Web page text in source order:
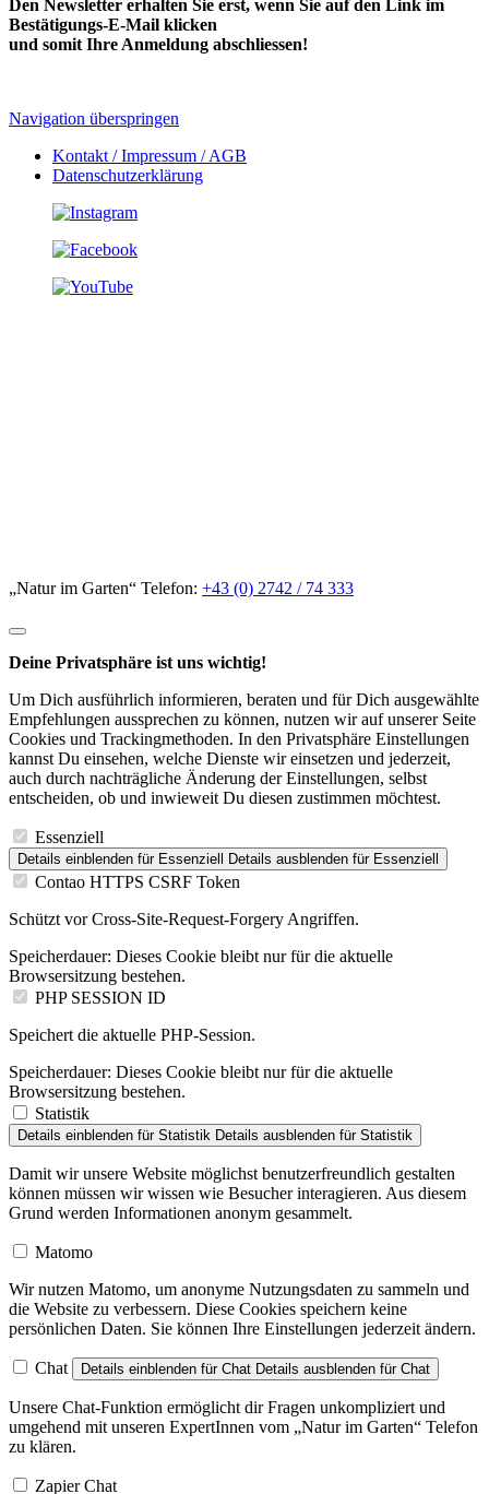
Den Newsletter erhalten Sie erst, wenn Sie auf den Link im
Bestätigungs-E-Mail klicken
und somit Ihre Anmeldung abschliessen!
Navigation überspringen
Kontakt / Impressum / AGB
Datenschutzerklärung
„Natur im Garten“ Telefon: +43 (0) 2742 / 74 333
Deine Privatsphäre ist uns wichtig!
Um Dich ausführlich informieren, beraten und für Dich ausgewählte
Empfehlungen aussprechen zu können, nutzen wir auf unserer Seite
Cookies und Trackingmethoden. In den Privatsphäre Einstellungen
kannst Du einsehen, welche Dienste wir einsetzen und jederzeit,
auch durch nachträgliche Änderung der Einstellungen, selbst
entscheiden, ob und inwieweit Du diesen zustimmen möchtest.
Essenziell
Details einblenden für Essenziell Details ausblenden für Essenziell
Contao HTTPS CSRF Token
Schützt vor Cross-Site-Request-Forgery Angriffen.
Speicherdauer: Dieses Cookie bleibt nur für die aktuelle
Browsersitzung bestehen.
PHP SESSION ID
Speichert die aktuelle PHP-Session.
Speicherdauer: Dieses Cookie bleibt nur für die aktuelle
Browsersitzung bestehen.
Statistik
Details einblenden für Statistik Details ausblenden für Statistik
Damit wir unsere Website möglichst benutzerfreundlich gestalten
können müssen wir wissen wie Besucher interagieren. Aus diesem
Grund werden Informationen anonym gesammelt.
Matomo
Wir nutzen Matomo, um anonyme Nutzungsdaten zu sammeln und
die Website zu verbessern. Diese Cookies speichern keine
persönlichen Daten. Sie können Ihre Einstellungen jederzeit ändern.
Chat Details einblenden für Chat Details ausblenden für Chat
Unsere Chat-Funktion ermöglicht dir Fragen unkompliziert und
umgehend mit unseren ExpertInnen vom „Natur im Garten“ Telefon
zu klären.
Zapier Chat